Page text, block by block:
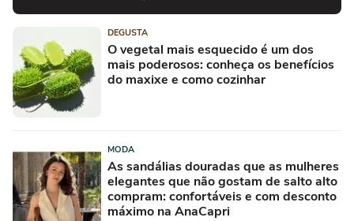
DEGUSTA
O vegetal mais esquecido é um dos
mais poderosos: conheça os benefícios
do maxixe e como cozinhar
MODA
As sandálias douradas que as mulheres
elegantes que não gostam de salto alto
compram: confortáveis e com desconto
máximo na AnaCapri